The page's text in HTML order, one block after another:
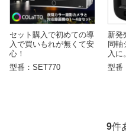
セット購入で初めての導
入で買いもれが無くて安
心！
型番：SET770
新発
同軸
入に。
型番
9件